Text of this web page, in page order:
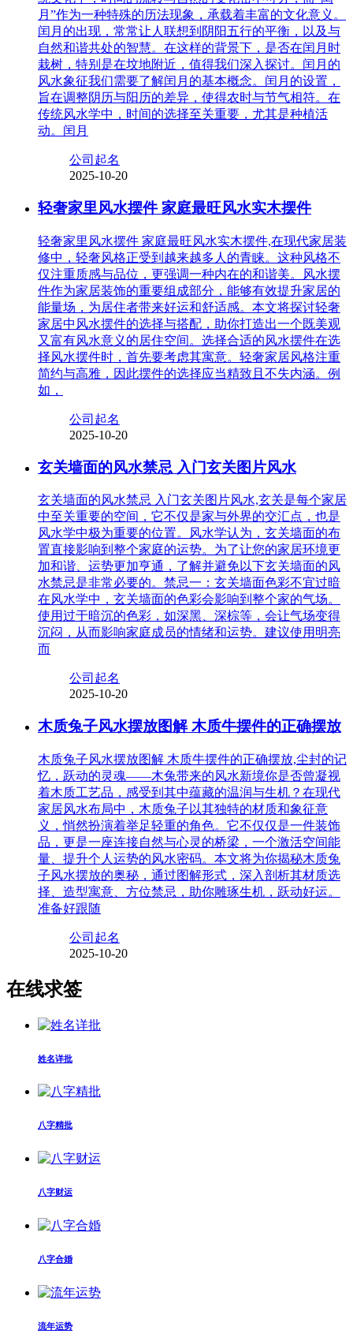
月”作为一种特殊的历法现象，承载着丰富的文化意义。
闰月的出现，常常让人联想到阴阳五行的平衡，以及与
自然和谐共处的智慧。在这样的背景下，是否在闰月时
栽树，特别是在坟地附近，值得我们深入探讨。闰月的
风水象征我们需要了解闰月的基本概念。闰月的设置，
旨在调整阴历与阳历的差异，使得农时与节气相符。在
传统风水学中，时间的选择至关重要，尤其是种植活
动。闰月
公司起名
2025-10-20
轻奢家里风水摆件 家庭最旺风水实木摆件
轻奢家里风水摆件 家庭最旺风水实木摆件,在现代家居装
修中，轻奢风格正受到越来越多人的青睐。这种风格不
仅注重质感与品位，更强调一种内在的和谐美。风水摆
件作为家居装饰的重要组成部分，能够有效提升家居的
能量场，为居住者带来好运和舒适感。本文将探讨轻奢
家居中风水摆件的选择与搭配，助你打造出一个既美观
又富有风水意义的居住空间。选择合适的风水摆件在选
择风水摆件时，首先要考虑其寓意。轻奢家居风格注重
简约与高雅，因此摆件的选择应当精致且不失内涵。例
如，
公司起名
2025-10-20
玄关墙面的风水禁忌 入门玄关图片风水
玄关墙面的风水禁忌 入门玄关图片风水,玄关是每个家居
中至关重要的空间，它不仅是家与外界的交汇点，也是
风水学中极为重要的位置。风水学认为，玄关墙面的布
置直接影响到整个家庭的运势。为了让您的家居环境更
加和谐、运势更加亨通，了解并避免以下玄关墙面的风
水禁忌是非常必要的。禁忌一：玄关墙面色彩不宜过暗
在风水学中，玄关墙面的色彩会影响到整个家的气场。
使用过于暗沉的色彩，如深黑、深棕等，会让气场变得
沉闷，从而影响家庭成员的情绪和运势。建议使用明亮
而
公司起名
2025-10-20
木质兔子风水摆放图解 木质牛摆件的正确摆放
木质兔子风水摆放图解 木质牛摆件的正确摆放,尘封的记
忆，跃动的灵魂——木兔带来的风水新境你是否曾凝视
着木质工艺品，感受到其中蕴藏的温润与生机？在现代
家居风水布局中，木质兔子以其独特的材质和象征意
义，悄然扮演着举足轻重的角色。它不仅仅是一件装饰
品，更是一座连接自然与心灵的桥梁，一个激活空间能
量、提升个人运势的风水密码。本文将为你揭秘木质兔
子风水摆放的奥秘，通过图解形式，深入剖析其材质选
择、造型寓意、方位禁忌，助你雕琢生机，跃动好运。
准备好跟随
公司起名
2025-10-20
在线求签
姓名详批
八字精批
八字财运
八字合婚
流年运势